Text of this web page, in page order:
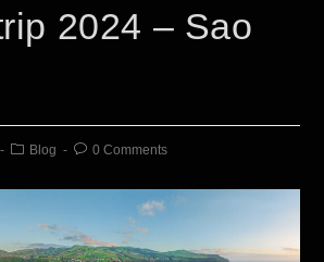
2024 – Sao
Blog 0 Comments